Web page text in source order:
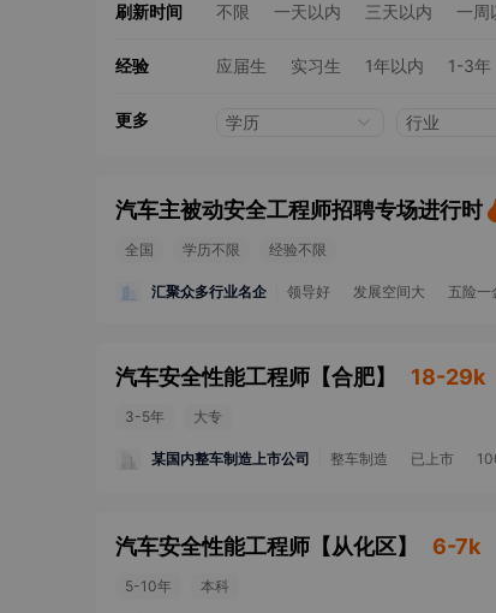
刷新时间 不限 一天以内 三天以内 一周
经验 应届生 实习生 1年以内 1-3年
更多 学历 行业
汽车主被动安全工程师招聘专场进行时
全国 学历不限 经验不限
汇聚众多行业名企 领导好 发展空间大 五险一
汽车安全性能工程师 【合肥】 18-29k
3-5年 大专
某国内整车制造上市公司 整车制造 已上市
汽车安全性能工程师 【从化区】 6-7k
5-10年 本科